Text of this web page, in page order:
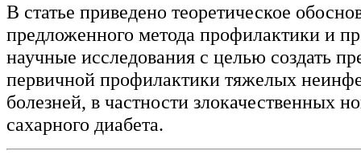
В статье приведено теоретическое
предложенного метода профилактики и
научные исследования с целью создать
первичной профилактики тяжелых
болезней, в частности злокачественных
сахарного диабета.